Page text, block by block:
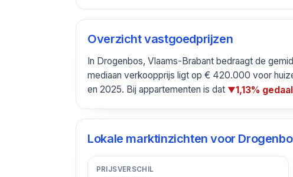
Overzicht vastgoedprijzen
In Drogenbos, Vlaams-Brabant bedraagt de
mediaan verkoopprijs ligt op € 420.000 voor
en 2025. Bij appartementen is dat ▼1,13%
Lokale marktinzichten voor
PRIJSVERSCHIL